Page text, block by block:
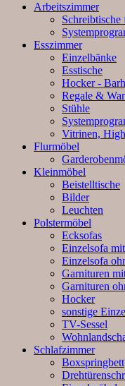
Arbeitszimmer
Esszimmer
Einzelbänke
Esstische
Hocker -
Regale &
Stühle
Vitrinen,
Flurmöbel
Kleinmöbel
Beistelltische
Bilder
Leuchten
Polstermöbel
Ecksofas
Einzelsofa
Einzelsofa
Garnituren
Garnituren
Hocker
sonstige
TV-Sessel
Schlafzimmer
Boxspringbett